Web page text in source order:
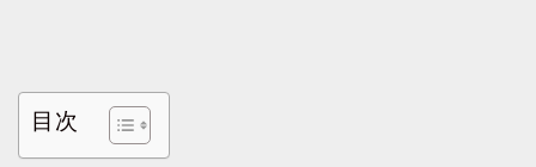
目次